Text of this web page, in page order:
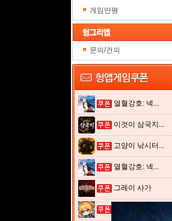
게임만평
문의/건의
열혈강호: 넥...
이것이 삼국지...
고양이 낚시터...
열혈강호: 넥...
그레이 사가